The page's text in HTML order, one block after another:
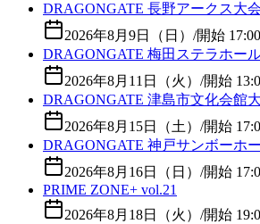
DRAGONGATE 長野アークス大会
2026年8月9日（日） /開始 17:00
DRAGONGATE 梅田ステラホー
2026年8月11日（火） /開始
DRAGONGATE 津島市文化会館
2026年8月15日（土） /開始
DRAGONGATE 神戸サンボーホ
2026年8月16日（日） /開始
PRIME ZONE+ vol.21
2026年8月18日（火） /開始